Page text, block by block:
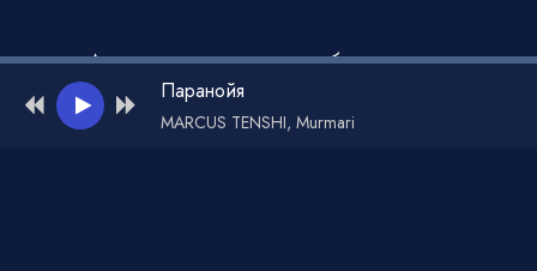
Администрация для жалоб и рекламы:
admin@muzdark.net
Паранойя
MARCUS TENSHI, Murmari